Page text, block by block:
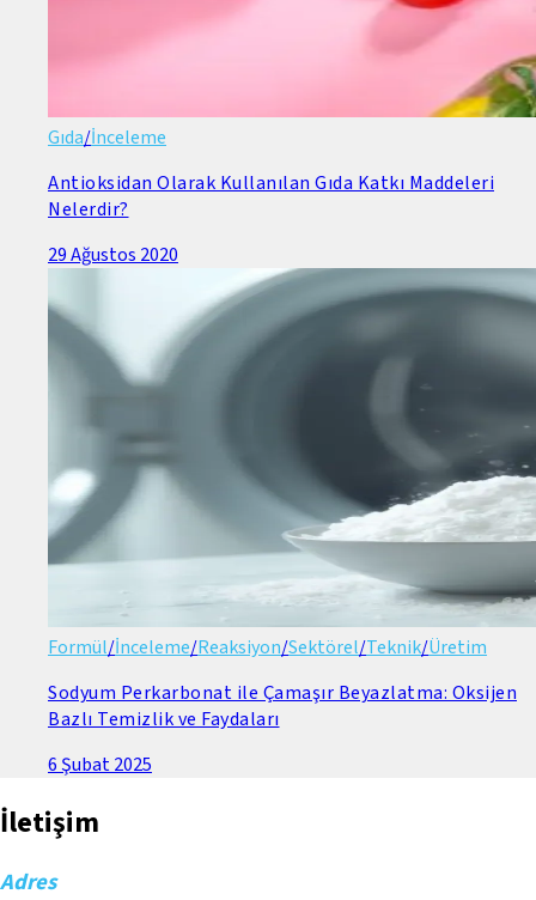
Gıda/İnceleme
Antioksidan Olarak Kullanılan Gıda Katkı Maddeleri
Nelerdir?
29 Ağustos 2020
Formül/İnceleme/Reaksiyon/Sektörel/Teknik/Üretim
Sodyum Perkarbonat ile Çamaşır Beyazlatma: Oksijen
Bazlı Temizlik ve Faydaları
6 Şubat 2025
İletişim
Adres